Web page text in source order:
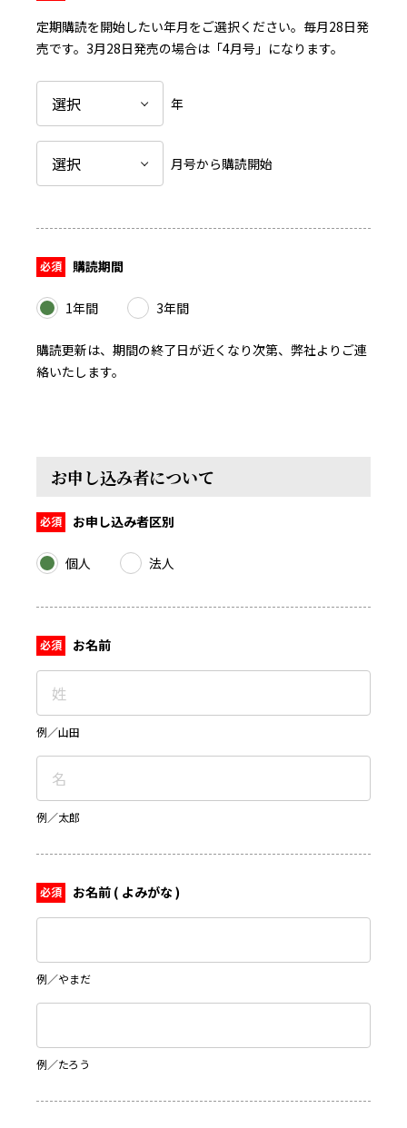
定期購読を開始したい年月をご選択ください。毎月28日発
売です。3月28日発売の場合は「4月号」になります。
年
月号から購読開始
購読期間
1年間 3年間
購読更新は、期間の終了日が近くなり次第、弊社よりご連
絡いたします。
お申し込み者について
お申し込み者区別
個人 法人
お名前
例／山田
例／太郎
お名前 ( よみがな )
例／やまだ
例／たろう